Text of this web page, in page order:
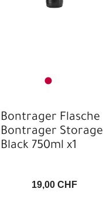
Bontrager Flasche
Bontrager Storage
Black 750ml x1
19,00 CHF